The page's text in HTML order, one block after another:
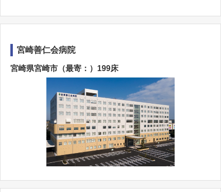
宮崎善仁会病院
宮崎県宮崎市（最寄：）199床